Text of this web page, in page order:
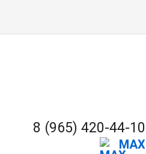
8 (965) 420-44-10
MAX